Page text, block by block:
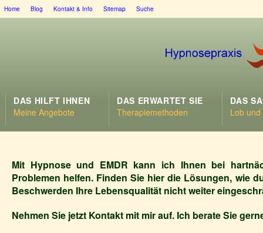
Home Blog Kontakt & Info Sitemap Suche
DAS HILFT IHNEN
Meine Angebote
DAS ERWARTET SIE
Therapiemethoden
DAS
Lob und
Mit Hypnoseund EMDR kann ich Ihnen bei
Problemen helfen. Finden Sie hier die Lösungen, wie
Beschwerden Ihre Lebensqualität nicht weiter
Nehmen Sie jetzt Kontakt mit mir auf. Ich berate Sie